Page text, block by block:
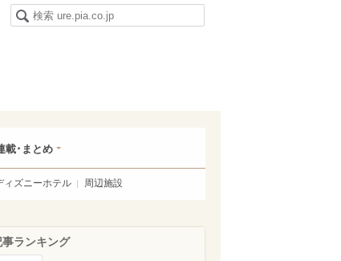
載･まとめ
ィズニーホテル 周辺施設
事ランキング